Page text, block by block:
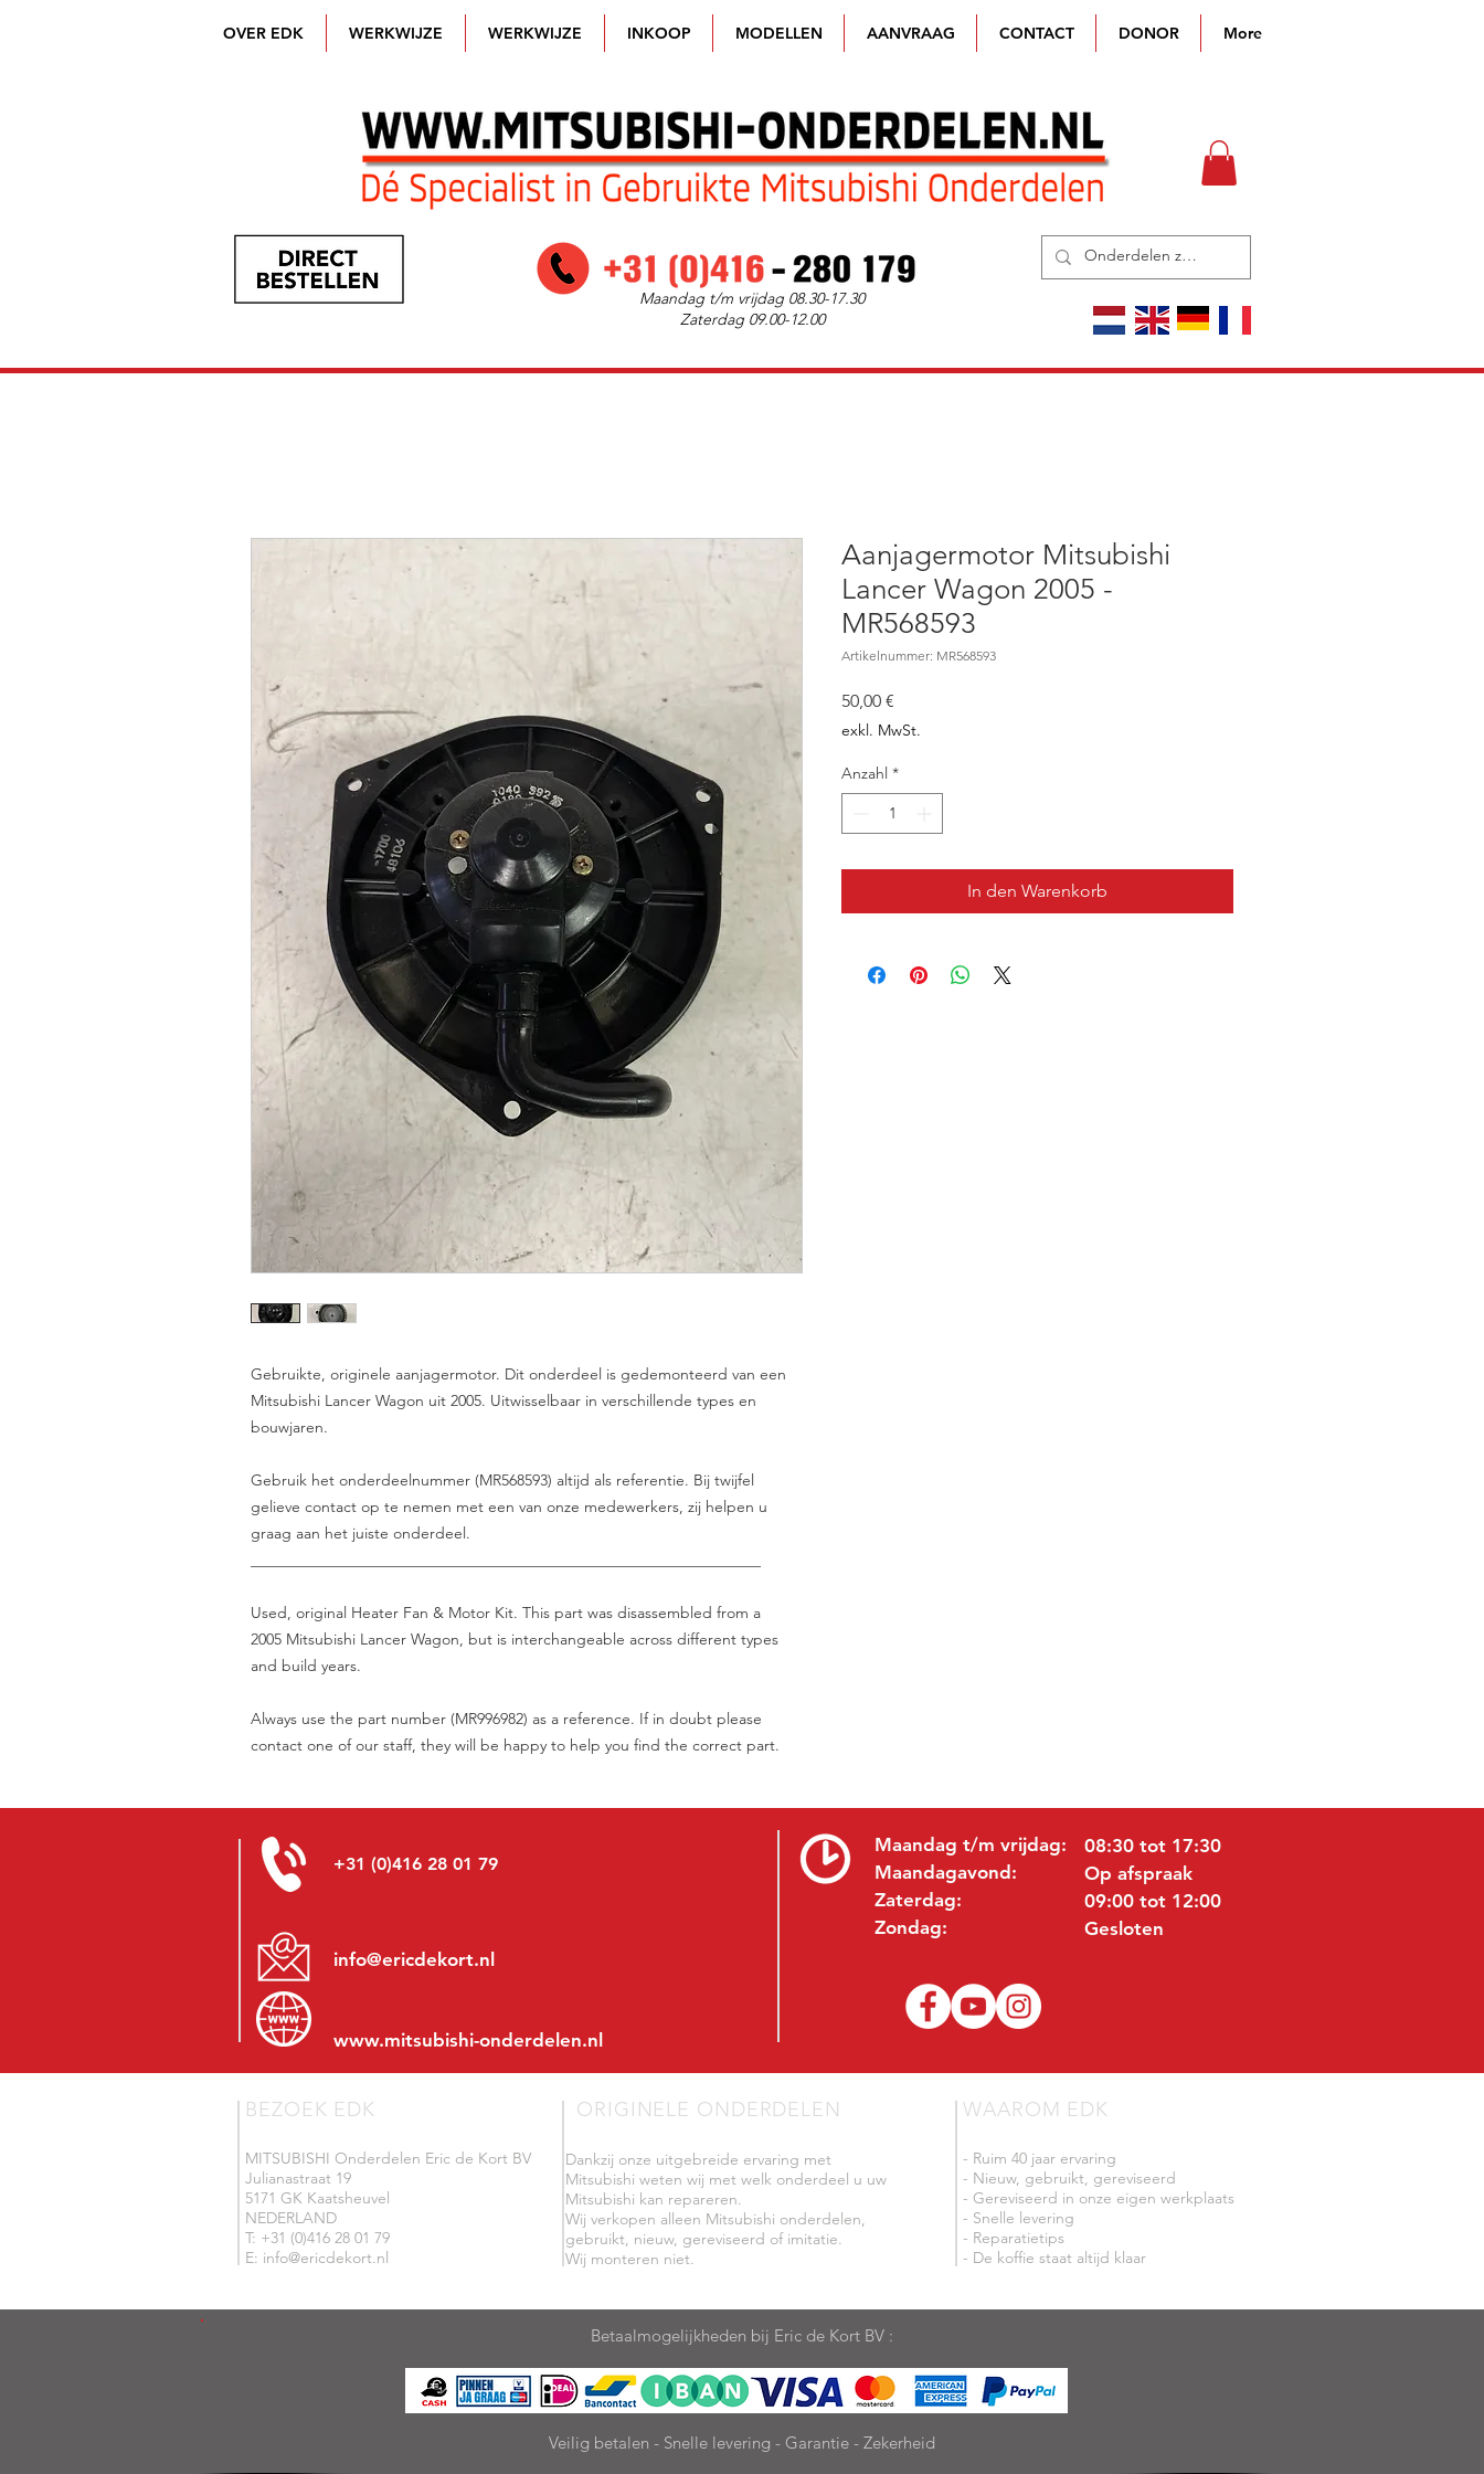
OVER EDK WERKWIJZE WERKWIJZE INKOOP MODELLEN AANVRAAG CONTACT DONOR More
Maandag t/m vrijdag 08.30-17.30
Zaterdag 09.00-12.00
Gebruikte, originele aanjagermotor. Dit onderdeel is gedemonteerd van een
Mitsubishi Lancer Wagon uit 2005. Uitwisselbaar in verschillende types en
bouwjaren.
Gebruik het onderdeelnummer (MR568593) altijd als referentie. Bij twijfel
gelieve contact op te nemen met een van onze medewerkers, zij helpen u
graag aan het juiste onderdeel.
Used, original Heater Fan & Motor Kit. This part was disassembled from a
2005 Mitsubishi Lancer Wagon, but is interchangeable across different types
and build years.
Always use the part number (MR996982) as a reference. If in doubt please
contact one of our staff, they will be happy to help you find the correct part.
Aanjagermotor Mitsubishi
Lancer Wagon 2005 -
MR568593
Artikelnummer: MR568593
50,00 €
exkl. MwSt.
Anzahl *
In den Warenkorb
+31 (0)416 28 01 79
info@ericdekort.nl
www.mitsubishi-onderdelen.nl
Maandag t/m vrijdag:
Maandagavond:
Zaterdag:
Zondag:
08:30 tot 17:30
Op afspraak
09:00 tot 12:00
Gesloten
BEZOEK EDK
MITSUBISHI Onderdelen Eric de Kort BV
Julianastraat 19
5171 GK Kaatsheuvel
NEDERLAND
T: +31 (0)416 28 01 79
E: info@ericdekort.nl
ORIGINELE ONDERDELEN
Dankzij onze uitgebreide ervaring met
Mitsubishi weten wij met welk onderdeel u uw
Mitsubishi kan repareren.
Wij verkopen alleen Mitsubishi onderdelen,
gebruikt, nieuw, gereviseerd of imitatie.
Wij monteren niet.
WAAROM EDK
- Ruim 40 jaar ervaring
- Nieuw, gebruikt, gereviseerd
- Gereviseerd in onze eigen werkplaats
- Snelle levering
- Reparatietips
- De koffie staat altijd klaar
Betaalmogelijkheden bij Eric de Kort BV :
Veilig betalen - Snelle levering - Garantie - Zekerheid